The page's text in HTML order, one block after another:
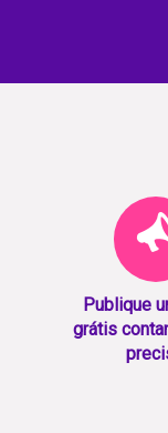
Publique
grátis